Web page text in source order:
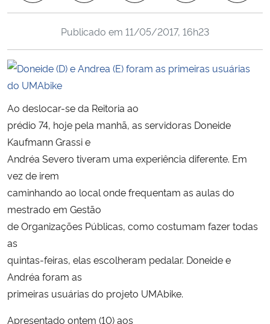
Ministério de Minas e Energia
Ministério da Ciência, Tecnologia, Inovações e Comunicações
Ministério do Meio Ambiente
Controladoria-Geral da União
Ministério da Mulher, da Família e dos Direitos Humanos
Secretaria-Geral
Publicado em 11/05/2017, 16h23
Ao deslocar-se da Reitoria ao
prédio 74, hoje pela manhã, as servidoras Doneide
Kaufmann Grassi e
Andréa Severo tiveram uma experiência diferente. Em
vez de irem
caminhando ao local onde frequentam as aulas do
mestrado em Gestão
de Organizações Públicas, como costumam fazer todas
as
quintas-feiras, elas escolheram pedalar. Doneide e
Andréa foram as
primeiras usuárias do projeto UMAbike.
Apresentado ontem (10) aos